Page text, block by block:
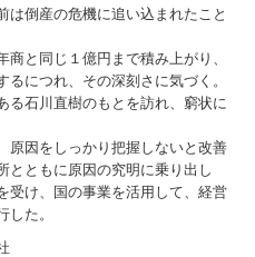
は倒産の危機に追い込まれたこと
と同じ１億円まで積み上がり、
につれ、その深刻さに気づく。
る石川直樹のもとを訪れ、窮状に
因をしっかり把握しないと改善
とともに原因の究明に乗り出し
受け、国の事業を活用して、経営
た。